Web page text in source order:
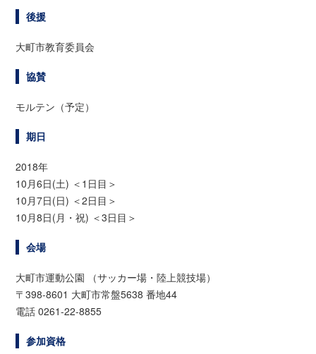
後援
大町市教育委員会
協賛
モルテン（予定）
期日
2018年
10月6日(土) ＜1日目＞
10月7日(日) ＜2日目＞
10月8日(月・祝) ＜3日目＞
会場
大町市運動公園 （サッカー場・陸上競技場）
〒398-8601 大町市常盤5638 番地44
電話 0261-22-8855
参加資格